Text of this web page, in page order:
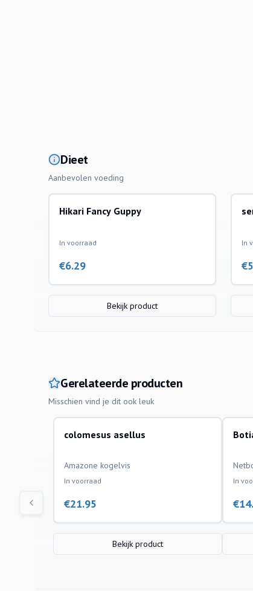
Dieet
Aanbevolen voeding
Hikari Fancy Guppy
In voorraad
€6.29
Bekijk product
In
€
Gerelateerde producten
Misschien vind je dit ook leuk
aquariumvissen
colomesus asellus
Amazone kogelvis
In voorraad
€21.95
Bekijk product
In
€